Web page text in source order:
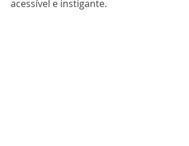
acessível e instigante.